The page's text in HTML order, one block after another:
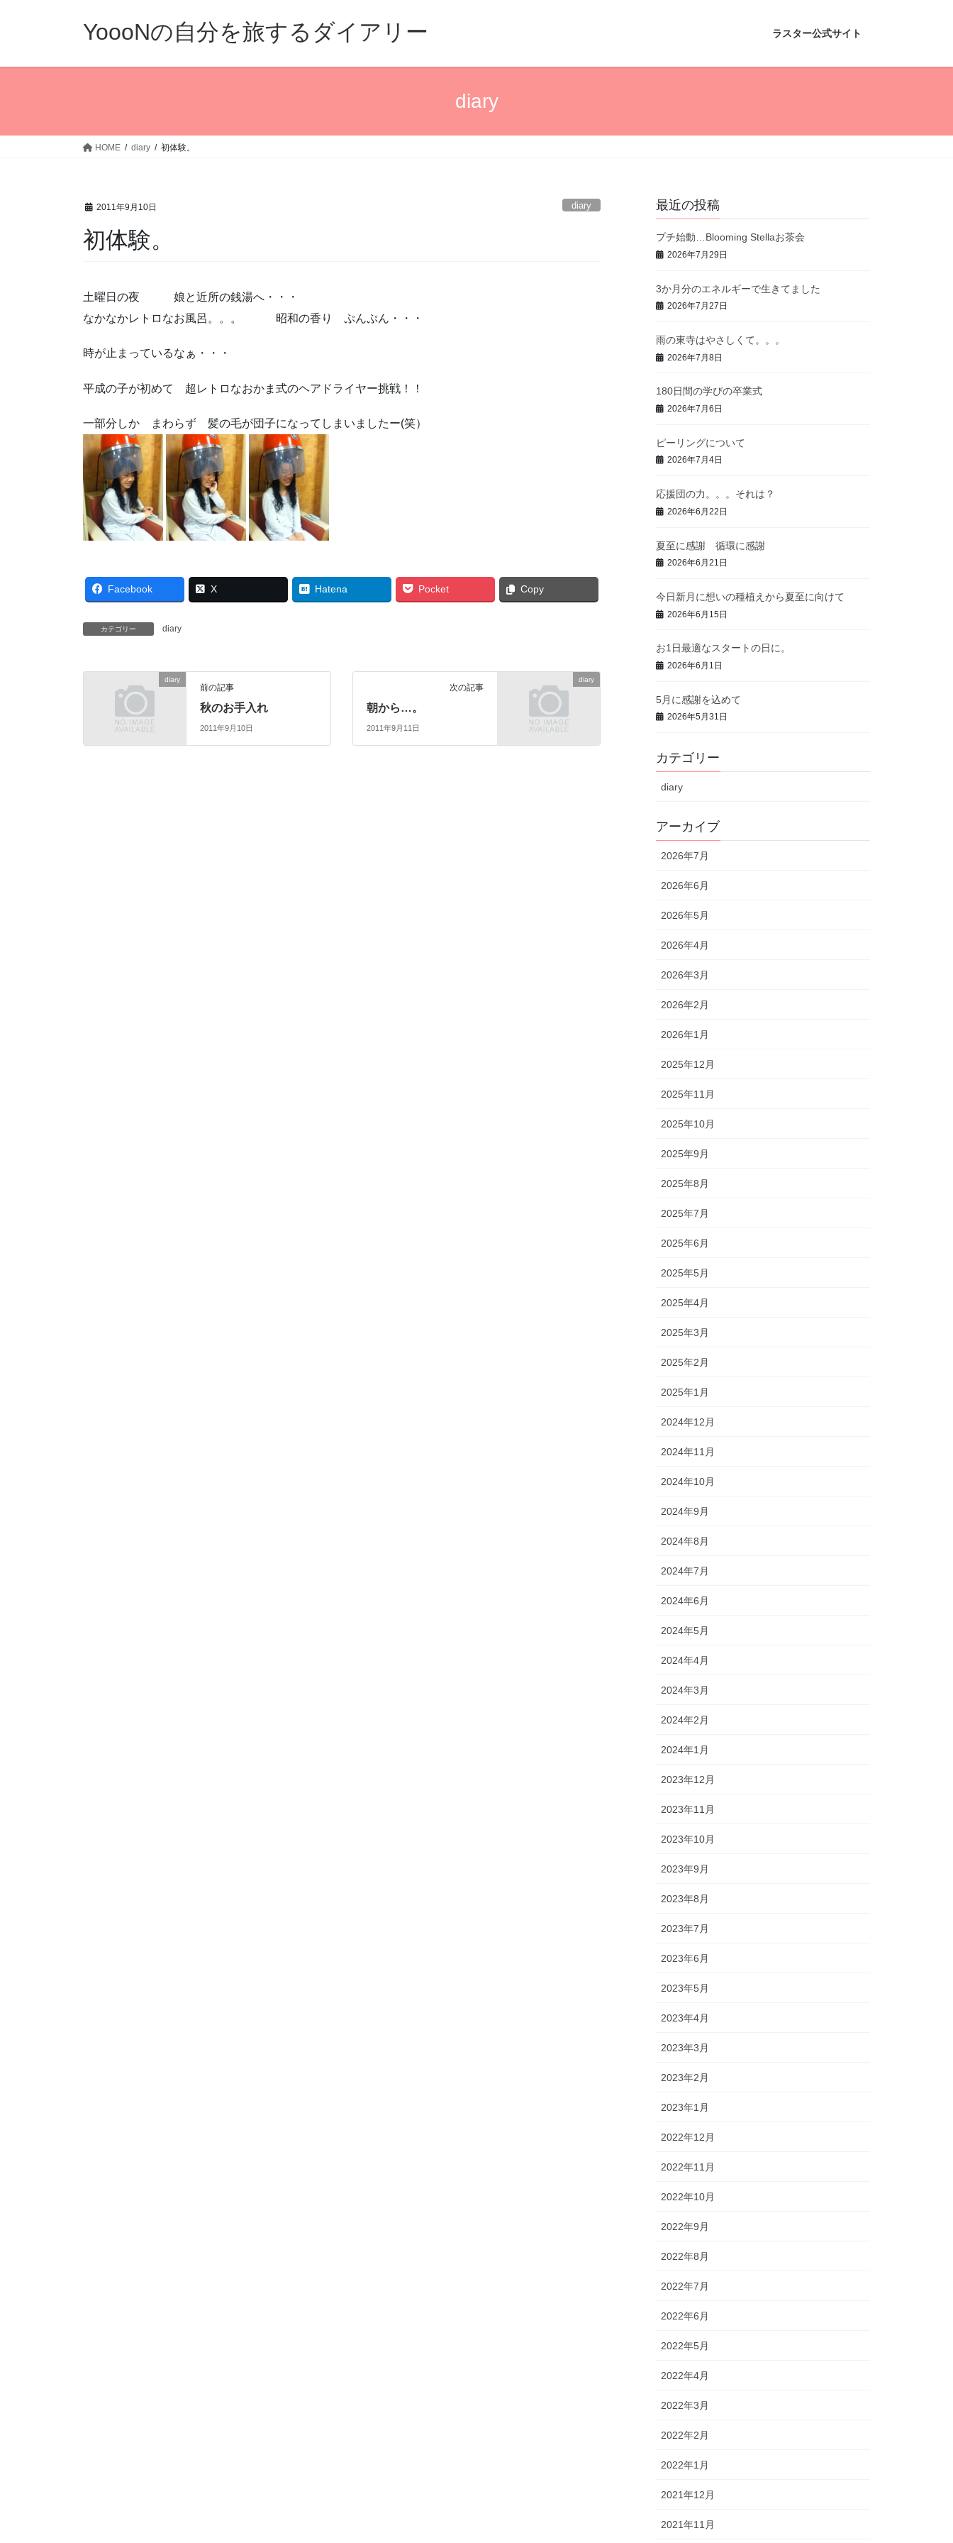
YoooNの自分を旅するダイアリー ラスター公式サイト
diary
HOME diary 初体験。
2011年9月10日 diary
初体験。
土曜日の夜 娘と近所の銭湯へ・・・
なかなかレトロなお風呂。。。 昭和の香り ぷんぷん・・・
時が止まっているなぁ・・・
平成の子が初めて 超レトロなおかま式のヘアドライヤー挑戦！！
一部分しか まわらず 髪の毛が団子になってしまいましたー(笑）
Facebook X Hatena Pocket Copy
カテゴリー diary
diary
前の記事
秋のお手入れ
2011年9月10日
diary
次の記事
朝から…。
2011年9月11日
最近の投稿
プチ始動…Blooming Stellaお茶会
2026年7月29日
3か月分のエネルギーで生きてました
2026年7月27日
雨の東寺はやさしくて。。。
2026年7月8日
180日間の学びの卒業式
2026年7月6日
ピーリングについて
2026年7月4日
応援団の力。。。それは？
2026年6月22日
夏至に感謝 循環に感謝
2026年6月21日
今日新月に想いの種植えから夏至に向けて
2026年6月15日
お1日最適なスタートの日に。
2026年6月1日
5月に感謝を込めて
2026年5月31日
カテゴリー
diary
アーカイブ
2026年7月
2026年6月
2026年5月
2026年4月
2026年3月
2026年2月
2026年1月
2025年12月
2025年11月
2025年10月
2025年9月
2025年8月
2025年7月
2025年6月
2025年5月
2025年4月
2025年3月
2025年2月
2025年1月
2024年12月
2024年11月
2024年10月
2024年9月
2024年8月
2024年7月
2024年6月
2024年5月
2024年4月
2024年3月
2024年2月
2024年1月
2023年12月
2023年11月
2023年10月
2023年9月
2023年8月
2023年7月
2023年6月
2023年5月
2023年4月
2023年3月
2023年2月
2023年1月
2022年12月
2022年11月
2022年10月
2022年9月
2022年8月
2022年7月
2022年6月
2022年5月
2022年4月
2022年3月
2022年2月
2022年1月
2021年12月
2021年11月